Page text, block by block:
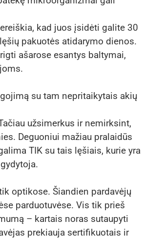
kad juos įsidėti galite 30
pakuotės atidarymo dienos.
ašarose esantys baltymai,
su tam nepritaikytais akių
užsimerkus ir nemirksint,
Deguoniui mažiau pralaidūs
TIK su tais lęšiais, kurie yra
optikose. Šiandien pardavėjų
parduotuvėse. Vis tik prieš
– kartais noras sutaupyti
prekiauja sertifikuotais ir